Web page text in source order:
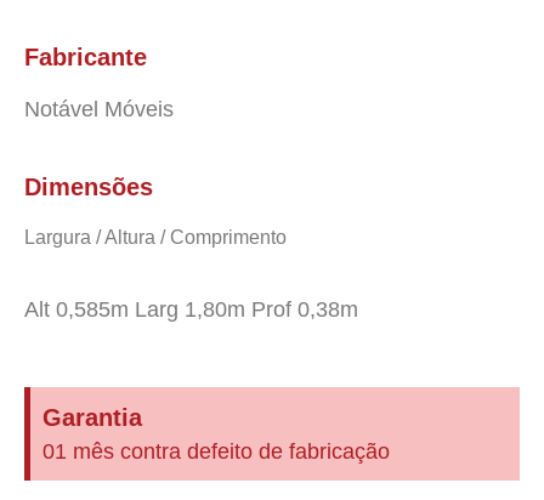
Fabricante
Notável Móveis
Dimensões
Largura / Altura / Comprimento
Alt 0,585m Larg 1,80m Prof 0,38m
Garantia
01 mês contra defeito de fabricação